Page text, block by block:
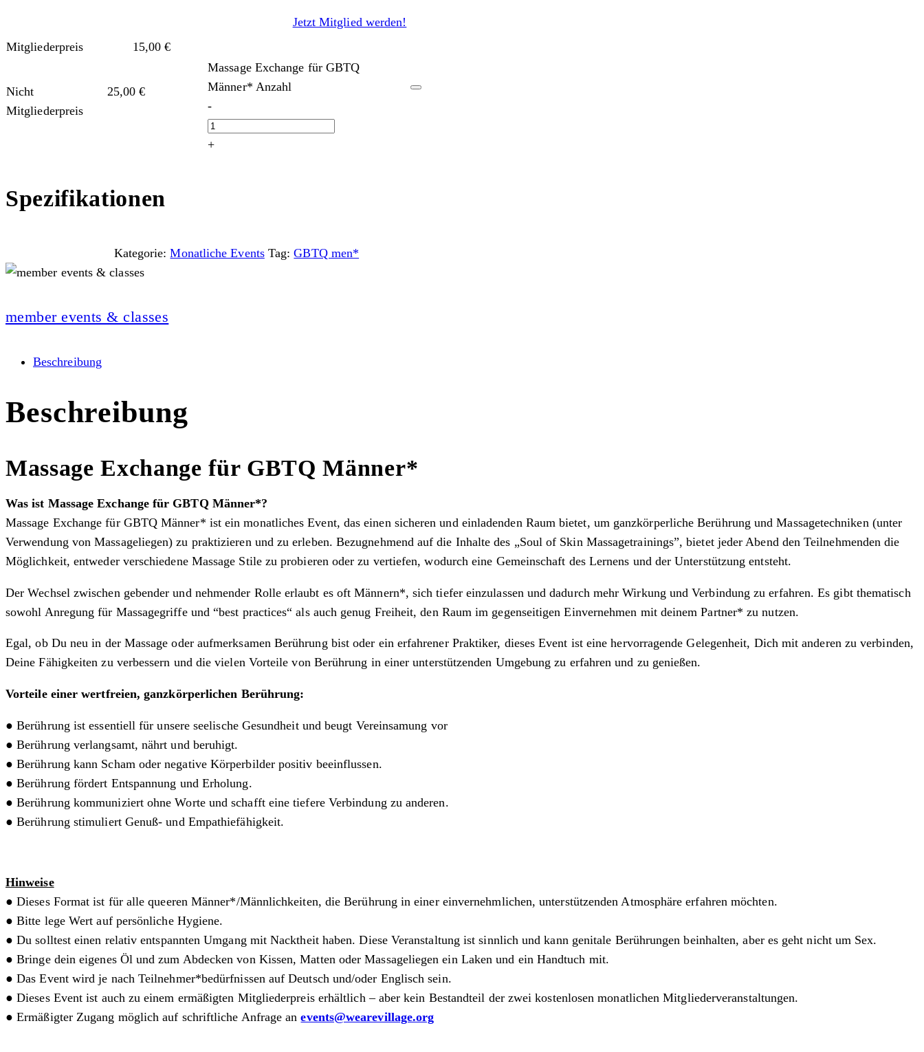
Mitgliederpreis 15,00€
Jetzt Mitglied werden!
Nicht
Mitgliederpreis
25,00€
Massage Exchange für GBTQ
Männer* Anzahl
-
+
Spezifikationen
Kategorie: Monatliche Events Tag: GBTQ men*
member events & classes
Beschreibung
Beschreibung
Massage Exchange für GBTQ Männer*
Was ist Massage Exchange für GBTQ Männer*?
Massage Exchange für GBTQ Männer* ist ein monatliches Event, das einen sicheren und einladenden Raum bietet, um ganzkörperliche Berührung und Massagetechniken (unter
Verwendung von Massageliegen) zu praktizieren und zu erleben. Bezugnehmend auf die Inhalte des „Soul of Skin Massagetrainings”, bietet jeder Abend den Teilnehmenden die
Möglichkeit, entweder verschiedene Massage Stile zu probieren oder zu vertiefen, wodurch eine Gemeinschaft des Lernens und der Unterstützung entsteht.
Der Wechsel zwischen gebender und nehmender Rolle erlaubt es oft Männern*, sich tiefer einzulassen und dadurch mehr Wirkung und Verbindung zu erfahren. Es gibt thematisch
sowohl Anregung für Massagegriffe und “best practices“ als auch genug Freiheit, den Raum im gegenseitigen Einvernehmen mit deinem Partner* zu nutzen.
Egal, ob Du neu in der Massage oder aufmerksamen Berührung bist oder ein erfahrener Praktiker, dieses Event ist eine hervorragende Gelegenheit, Dich mit anderen zu verbinden,
Deine Fähigkeiten zu verbessern und die vielen Vorteile von Berührung in einer unterstützenden Umgebung zu erfahren und zu genießen.
Vorteile einer wertfreien, ganzkörperlichen Berührung:
● Berührung ist essentiell für unsere seelische Gesundheit und beugt Vereinsamung vor
● Berührung verlangsamt, nährt und beruhigt.
● Berührung kann Scham oder negative Körperbilder positiv beeinflussen.
● Berührung fördert Entspannung und Erholung.
● Berührung kommuniziert ohne Worte und schafft eine tiefere Verbindung zu anderen.
● Berührung stimuliert Genuß- und Empathiefähigkeit.
Hinweise
● Dieses Format ist für alle queeren Männer*/Männlichkeiten, die Berührung in einer einvernehmlichen, unterstützenden Atmosphäre erfahren möchten.
● Bitte lege Wert auf persönliche Hygiene.
● Du solltest einen relativ entspannten Umgang mit Nacktheit haben. Diese Veranstaltung ist sinnlich und kann genitale Berührungen beinhalten, aber es geht nicht um Sex.
● Bringe dein eigenes Öl und zum Abdecken von Kissen, Matten oder Massageliegen ein Laken und ein Handtuch mit.
● Das Event wird je nach Teilnehmer*bedürfnissen auf Deutsch und/oder Englisch sein.
● Dieses Event ist auch zu einem ermäßigten Mitgliederpreis erhältlich – aber kein Bestandteil der zwei kostenlosen monatlichen Mitgliederveranstaltungen.
● Ermäßigter Zugang möglich auf schriftliche Anfrage anevents@wearevillage.org